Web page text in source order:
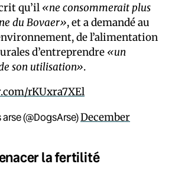
qu’il «ne consommerait plus
du Bovaer», et a demandé au
de l’alimentation
d’entreprendre «un
son utilisation».
rKUxra7XEl
(@DogsArse)December
la fertilité